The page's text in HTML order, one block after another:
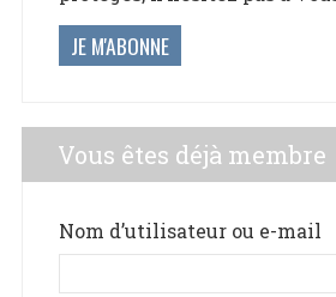
JE M'ABONNE
Vous êtes déjà membre
Nom d’utilisateur ou e-mail